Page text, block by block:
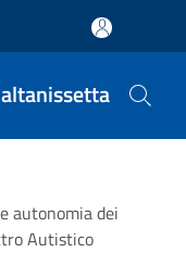
autonomia dei
Autistico